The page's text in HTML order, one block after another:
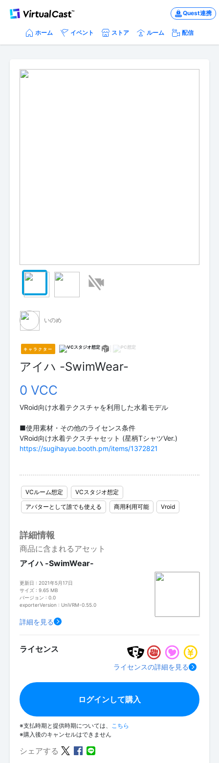
Quest連携
ホーム イベント ストア ルーム 配信
いのめ
キャラクター
アイハ -SwimWear-
0 VCC
VRoid向け水着テクスチャを利用した水着モデル
■使用素材・その他のライセンス条件
https://sugihayue.booth.pm/items/1372821
VCルーム想定
VCスタジオ想定
アバターとして誰でも使える
商用利用可能 Vroid
詳細情報
商品に含まれるアセット
アイハ -SwimWear-
更新日 : 2021年5月17日
サイズ : 9.65 MB
バージョン : 0.0
exporterVersion : UniVRM-0.55.0
詳細を見る
ライセンス
ライセンスの詳細を見る
ログインして購入
※支払時期と提供時期については、
こちら
※購入後のキャンセルはできません
シェアする